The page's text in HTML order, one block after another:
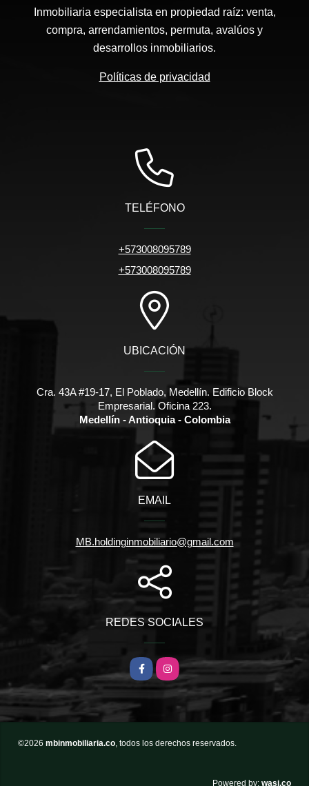
Inmobiliaria especialista en propiedad raíz: venta,
compra, arrendamientos, permuta, avalúos y
desarrollos inmobiliarios.
Políticas de privacidad
TELÉFONO
+573008095789
+573008095789
UBICACIÓN
Cra. 43A #19-17, El Poblado, Medellín. Edificio Block
Empresarial. Oficina 223.
Medellín - Antioquia - Colombia
EMAIL
MB.holdinginmobiliario@gmail.com
REDES SOCIALES
FacebookInstagram
©2026 mbinmobiliaria.co , todos los derechos reservados.
Powered by: wasi.co